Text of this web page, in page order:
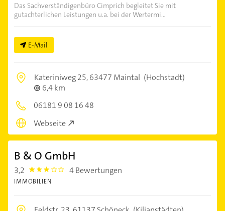
Das Sachverständigenbüro Cimprich begleitet Sie mit
gutachterlichen Leistungen u.a. bei der Wertermi...
E-Mail
Kateriniweg 25,63477 Maintal (Hochstadt)
6,4 km
06181 9 08 16 48
Webseite
B & O GmbH
3,2 3.2 4 Bewertungen
IMMOBILIEN